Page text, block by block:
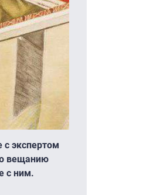
экспертом
вещанию
с ним.